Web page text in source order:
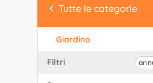
Tutte le categorie
Giardino
Filtri